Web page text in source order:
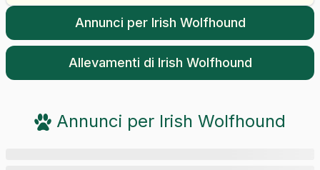
Annunci per Irish Wolfhound
Allevamenti di Irish Wolfhound
Annunci per Irish Wolfhound